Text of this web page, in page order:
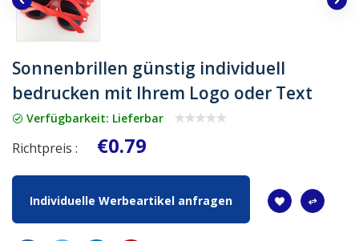
Sonnenbrillen günstig individuell
bedrucken mit Ihrem Logo oder Text
Verfügbarkeit: Lieferbar
Richtpreis : €0.79
Individuelle Werbeartikel anfragen